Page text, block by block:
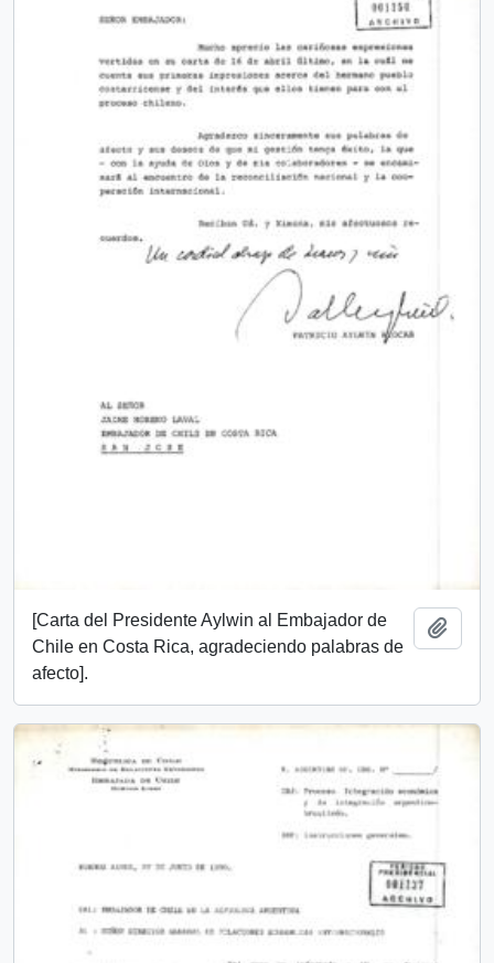
[Carta del Presidente Aylwin al Embajador de
Chile en Costa Rica, agradeciendo palabras de
afecto].